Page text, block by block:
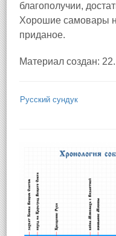
благополучии,
Хорошие самовары
приданое.
Материал создан:
Русский сундук